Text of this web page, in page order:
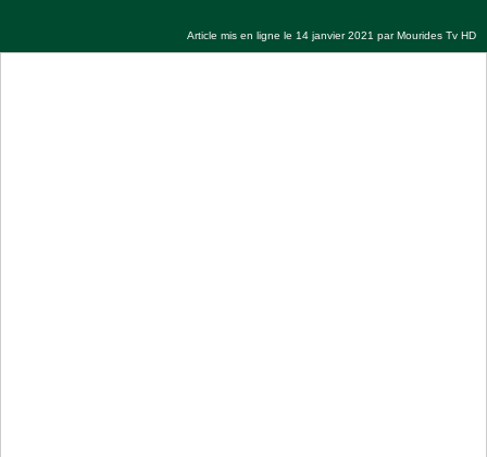
Article mis en ligne le 14 janvier 2021 par Mourides Tv HD